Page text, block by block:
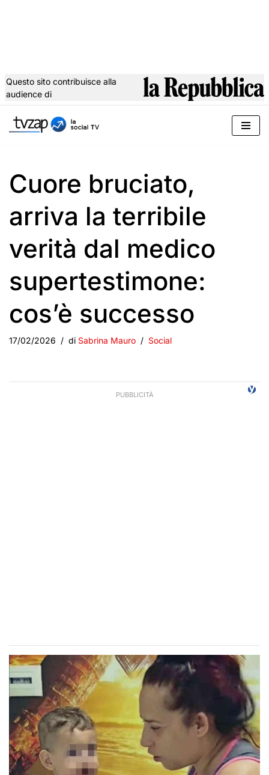
al
Questo sito contribuisce alla
audience di
Cuore bruciato,
arriva la terribile
verità dal medico
supertestimone:
cos’è successo
17/02/2026 di Sabrina Mauro Social